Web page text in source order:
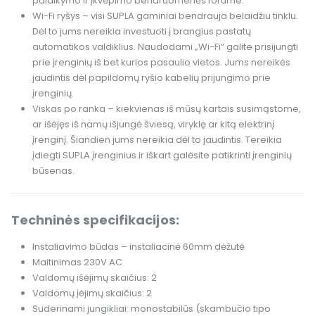
Wi-Fi ryšys – visi SUPLA gaminiai bendrauja belaidžiu tinklu.
Dėl to jums nereikia investuoti į brangius pastatų
automatikos valdiklius. Naudodami „Wi-Fi“ galite prisijungti
prie įrenginių iš bet kurios pasaulio vietos. Jums nereikės
jaudintis dėl papildomų ryšio kabelių prijungimo prie
įrenginių.
Viskas po ranka – kiekvienas iš mūsų kartais susimąstome,
ar išėjęs iš namų išjungė šviesą, viryklę ar kitą elektrinį
įrenginį. Šiandien jums nereikia dėl to jaudintis. Tereikia
įdiegti SUPLA įrenginius ir iškart galėsite patikrinti įrenginių
būsenas.
Techninės specifikacijos:
Instaliavimo būdas – instaliacinė 60mm dėžutė
Maitinimas 230V AC
Valdomų išėjimų skaičius: 2
Valdomų įėjimų skaičius: 2
Suderinami jungikliai: monostabilūs (skambučio tipo